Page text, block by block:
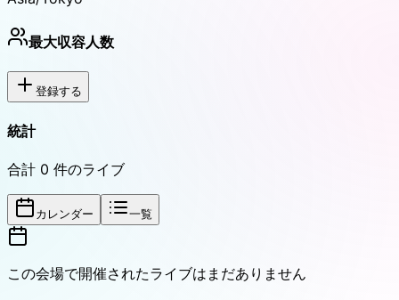
最大収容人数
登録する
統計
合計 0 件のライブ
カレンダー 一覧
この会場で開催されたライブはまだありません